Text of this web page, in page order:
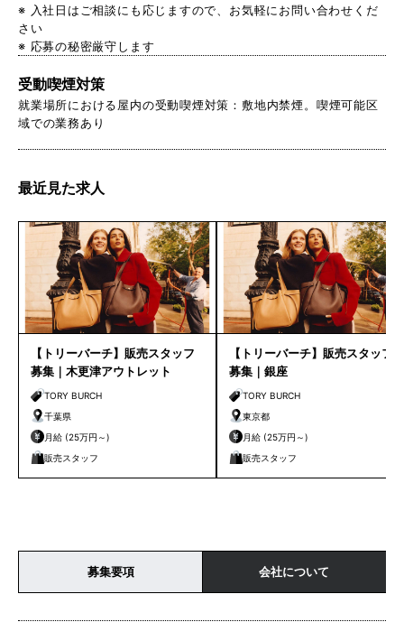
※ 入社日はご相談にも応じますので、お気軽にお問い合わせくだ
さい
※ 応募の秘密厳守します
受動喫煙対策
就業場所における屋内の受動喫煙対策：敷地内禁煙。喫煙可能区
域での業務あり
最近見た求人
【トリーバーチ】販売スタッフ
募集｜木更津アウトレット
TORY BURCH
千葉県
月給 (25万円～)
販売スタッフ
【トリーバーチ】販売スタッフ
募集｜銀座
TORY BURCH
東京都
月給 (25万円～)
販売スタッフ
募集要項 会社について